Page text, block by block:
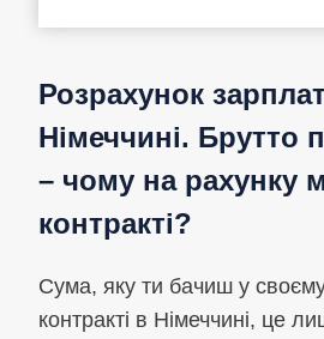
Розрахунок
Німеччині. Брутто
– чому на рахунку
контракті?
Сума, яку ти бачиш у
контракті в Німеччині, це